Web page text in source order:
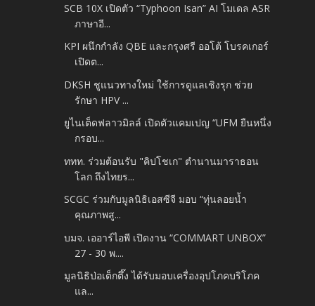
SCB 10X เปิดตัว “Typhoon Isan” AI โมเดล ASR
ภาษาอี...
KPI ผนึกกำลัง QBE และกรุงศรี ออโต้ โบรคเกอร์
เปิดต...
DKSH ชูแนวทางใหม่ ใช้การดูแลเชิงรุก ช่วย
รักษา HPV ...
ยูไนเต็ดฟลาวมิลล์ เปิดตัวแคมเปญ “UFM ยืนหนึ่ง
กรอบ...
ททท. ร่วมต้อนรับ "คิปโชเก" ตำนานมาราธอน
โลก ถึงไทยร...
SCGC ร่วมกับมูลนิธิเอสซีจี มอบ “ทุ่นลอยน้ำ
คุณภาพสู...
บมจ. เออาร์ไอพี เปิดงาน “COMMART UNBOX”
27 - 30 พ....
มูลนิธิป่อเต็กตึ๊ง ได้รับมอบเครื่องอุปโภคบริโภค
แล...